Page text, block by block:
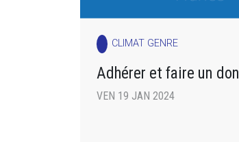
CLIMAT GENRE
Adhérer et faire un don
VEN 19 JAN 2024